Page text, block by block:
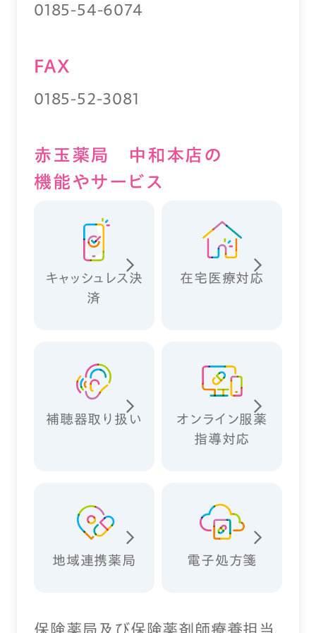
0185-54-6074
FAX
0185-52-3081
赤玉薬局 中和本店の
機能やサービス
キャッシュレス決
済
在宅医療対応
補聴器取り扱い
オンライン服薬
指導対応
地域連携薬局 電子処方箋
保険薬局及び保険薬剤師療養担当